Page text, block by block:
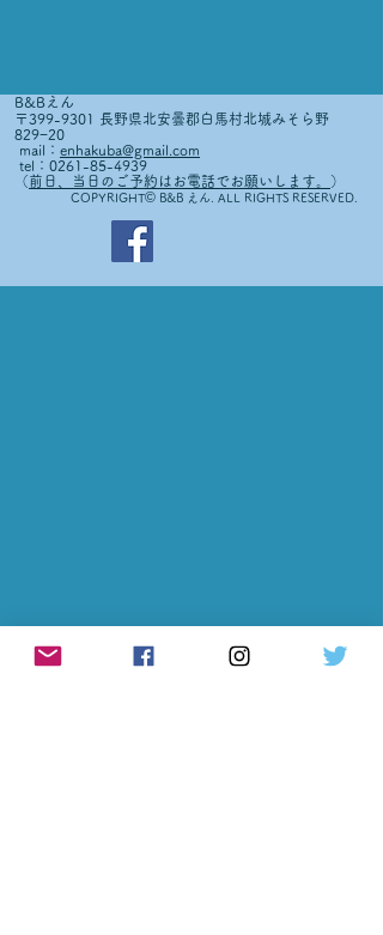
B&Bえん
〒399-9301 長野県北安曇郡白馬村北城みそら野
829−20
mail： enhakuba@gmail.com
tel：0261-85-4939
（前日、当日のご予約はお電話でお願いします。 ）
COPYRIGHT© B&B えん. ALL RIGHTS RESERVED.